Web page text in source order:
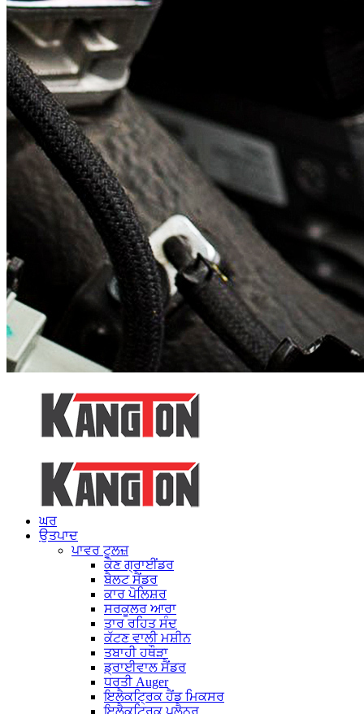
ਘਰ
ਉਤਪਾਦ
ਪਾਵਰ ਟੂਲਜ਼
ਕੋਣ ਗ੍ਰਾਈਂਡਰ
ਬੈਲਟ ਸੈਂਡਰ
ਕਾਰ ਪੋਲਿਸ਼ਰ
ਸਰਕੂਲਰ ਆਰਾ
ਤਾਰ ਰਹਿਤ ਸੰਦ
ਕੱਟਣ ਵਾਲੀ ਮਸ਼ੀਨ
ਤਬਾਹੀ ਹਥੌੜਾ
ਡ੍ਰਾਈਵਾਲ ਸੈਂਡਰ
ਧਰਤੀ Auger
ਇਲੈਕਟ੍ਰਿਕ ਹੈਂਡ ਮਿਕਸਰ
ਇਲੈਕਟ੍ਰਿਕ ਪਲੈਨਰ